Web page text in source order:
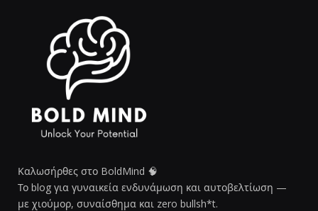
Καλωσήρθες στο BoldMind 🧠
Το blog για γυναικεία ενδυνάμωση και αυτοβελτίωση —
με χιούμορ, συναίσθημα και zero bullsh*t.